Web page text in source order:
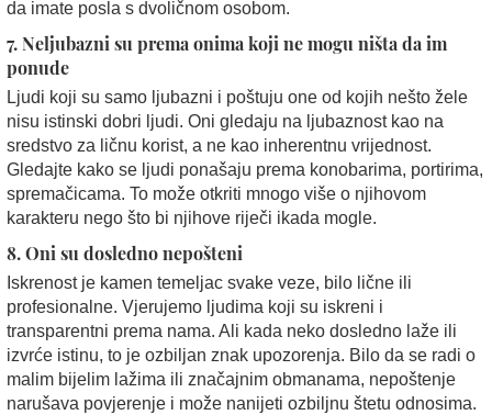
da imate posla s dvoličnom osobom.
7. Neljubazni su prema onima koji ne mogu ništa da im
ponude
Ljudi koji su samo ljubazni i poštuju one od kojih nešto žele
nisu istinski dobri ljudi. Oni gledaju na ljubaznost kao na
sredstvo za ličnu korist, a ne kao inherentnu vrijednost.
Gledajte kako se ljudi ponašaju prema konobarima, portirima,
spremačicama. To može otkriti mnogo više o njihovom
karakteru nego što bi njihove riječi ikada mogle.
8. Oni su dosledno nepošteni
Iskrenost je kamen temeljac svake veze, bilo lične ili
profesionalne. Vjerujemo ljudima koji su iskreni i
transparentni prema nama. Ali kada neko dosledno laže ili
izvrće istinu, to je ozbiljan znak upozorenja. Bilo da se radi o
malim bijelim lažima ili značajnim obmanama, nepoštenje
narušava povjerenje i može nanijeti ozbiljnu štetu odnosima.